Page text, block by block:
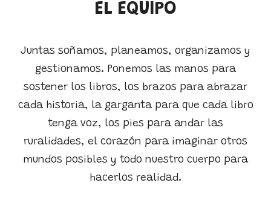
EL EQUIPO
Juntas soñamos, planeamos, organizamos y
gestionamos. Ponemos las manos para
sostener los libros, los brazos para abrazar
cada historia, la garganta para que cada libro
tenga voz, los pies para andar las
ruralidades, el corazón para imaginar otros
mundos posibles y todo nuestro cuerpo para
hacerlos realidad.